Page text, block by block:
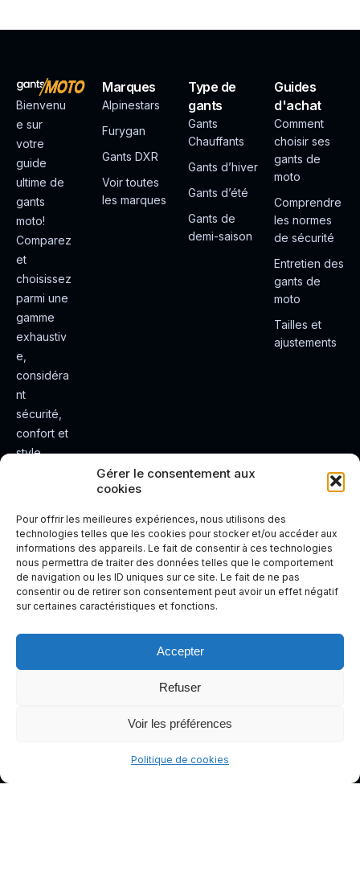
Gérer le consentement aux
cookies
Pour offrir les meilleures expériences, nous utilisons des
technologies telles que les cookies pour stocker et/ou accéder aux
informations des appareils. Le fait de consentir à ces technologies
nous permettra de traiter des données telles que le comportement
de navigation ou les ID uniques sur ce site. Le fait de ne pas
consentir ou de retirer son consentement peut avoir un effet négatif
sur certaines caractéristiques et fonctions.
Accepter
Refuser
Voir les préférences
Politique de cookies
Bienvenu
e sur
votre
guide
ultime de
gants
moto!
Comparez
et
choisissez
parmi une
gamme
exhaustiv
e,
considéra
nt
sécurité,
confort et
style.
e de
conduite
plus sûre
et plus
agréable.
Marques
Alpinestars
Furygan
Gants DXR
Voir toutes
les marques
Type de
gants
Gants
Chauffants
Gants d’hiver
Gants d’été
Gants de
demi-saison
Guides
d'achat
Comment
choisir ses
gants de
moto
Comprendre
les normes
de sécurité
Entretien des
gants de
moto
Tailles et
ajustements